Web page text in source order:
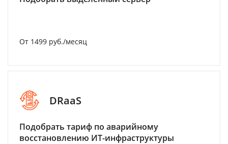
От 1499 руб./месяц
DRaaS
Подобрать тариф по аварийному
восстановлению ИТ-инфраструктуры